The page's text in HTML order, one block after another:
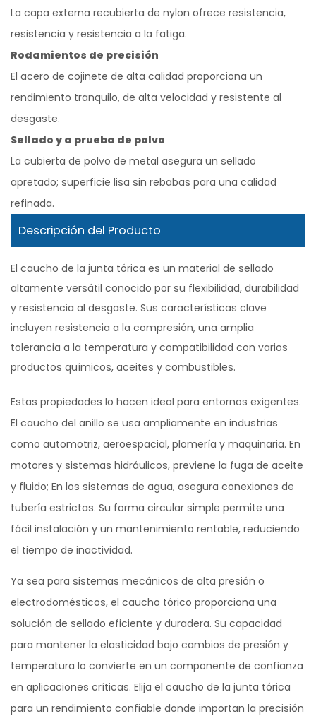
La capa externa recubierta de nylon ofrece resistencia,
resistencia y resistencia a la fatiga.
Rodamientos de precisión
El acero de cojinete de alta calidad proporciona un
rendimiento tranquilo, de alta velocidad y resistente al
desgaste.
Sellado y a prueba de polvo
La cubierta de polvo de metal asegura un sellado
apretado; superficie lisa sin rebabas para una calidad
refinada.
Descripción del Producto
El caucho de la junta tórica es un material de sellado
altamente versátil conocido por su flexibilidad, durabilidad
y resistencia al desgaste. Sus características clave
incluyen resistencia a la compresión, una amplia
tolerancia a la temperatura y compatibilidad con varios
productos químicos, aceites y combustibles.
Estas propiedades lo hacen ideal para entornos exigentes.
El caucho del anillo se usa ampliamente en industrias
como automotriz, aeroespacial, plomería y maquinaria. En
motores y sistemas hidráulicos, previene la fuga de aceite
y fluido; En los sistemas de agua, asegura conexiones de
tubería estrictas. Su forma circular simple permite una
fácil instalación y un mantenimiento rentable, reduciendo
el tiempo de inactividad.
Ya sea para sistemas mecánicos de alta presión o
electrodomésticos, el caucho tórico proporciona una
solución de sellado eficiente y duradera. Su capacidad
para mantener la elasticidad bajo cambios de presión y
temperatura lo convierte en un componente de confianza
en aplicaciones críticas. Elija el caucho de la junta tórica
para un rendimiento confiable donde importan la precisión